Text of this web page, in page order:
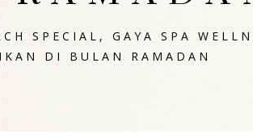
SPECIAL, GAYA SPA
DI BULAN RAMADAN